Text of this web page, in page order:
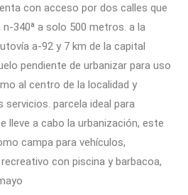
con acceso por dos calles que
340ª a solo 500 metros. a la
a-92 y 7 km de la capital
pendiente de urbanizar para uso
al centro de la localidad y
parcela ideal para
lleve a cabo la urbanización, este
campa para vehículos,
con piscina y barbacoa,